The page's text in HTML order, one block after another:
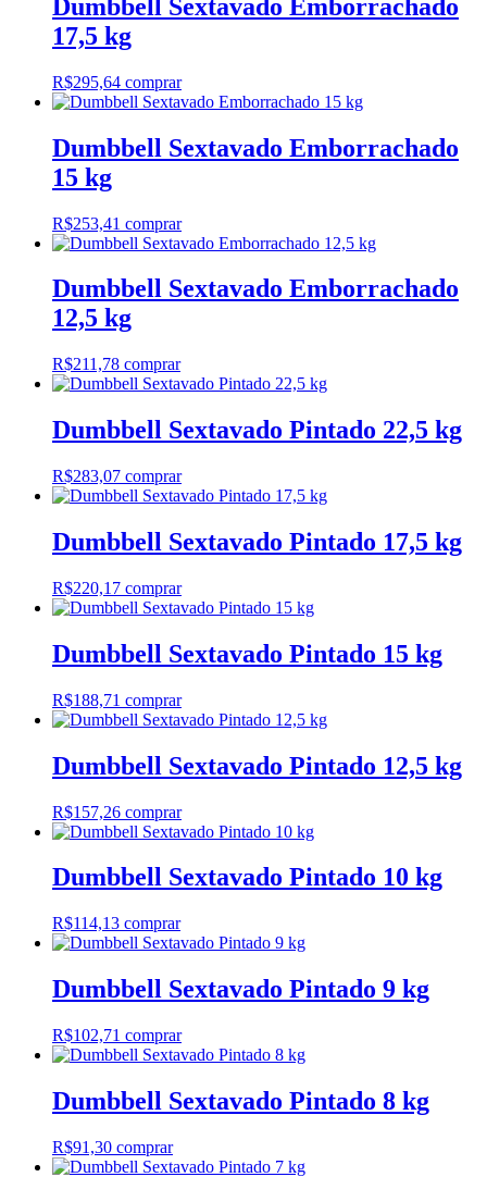
Dumbbell Sextavado Emborrachado
17,5 kg
R$295,64 comprar
Dumbbell Sextavado Emborrachado
15 kg
R$253,41 comprar
Dumbbell Sextavado Emborrachado
12,5 kg
R$211,78 comprar
Dumbbell Sextavado Pintado 22,5 kg
R$283,07 comprar
Dumbbell Sextavado Pintado 17,5 kg
R$220,17 comprar
Dumbbell Sextavado Pintado 15 kg
R$188,71 comprar
Dumbbell Sextavado Pintado 12,5 kg
R$157,26 comprar
Dumbbell Sextavado Pintado 10 kg
R$114,13 comprar
Dumbbell Sextavado Pintado 9 kg
R$102,71 comprar
Dumbbell Sextavado Pintado 8 kg
R$91,30 comprar